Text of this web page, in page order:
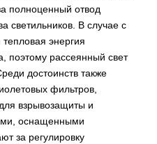
полноценный отвод
светильников. В случае с
энергия
поэтому рассеянный свет
достоинств также
фильтров,
взрывозащиты и
оснащенными
за регулировку